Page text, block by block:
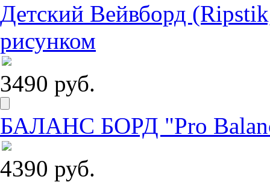
Детский Вейвборд
рисунком
3490 руб.
БАЛАНС БОРД "Pro
4390 руб.